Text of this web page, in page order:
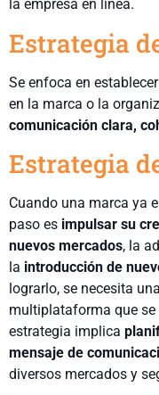
la empresa en línea.
Estrategia
Se enfoca en
en la marca o la
comunicación clara,
Estrategia
Cuando una marca ya
paso es impulsar su
nuevos mercados, la
la introducción de
lograrlo, se necesita
multiplataforma que se
estrategia implica
mensaje de
diversos mercados y